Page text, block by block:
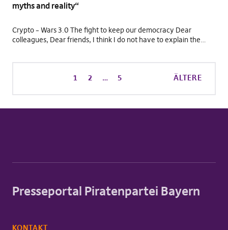
myths and reality“
Crypto – Wars 3.0 The fight to keep our democracy Dear
colleagues, Dear friends, I think I do not have to explain the…
1 2 … 5 ÄLTERE
Presseportal Piratenpartei Bayern
KONTAKT